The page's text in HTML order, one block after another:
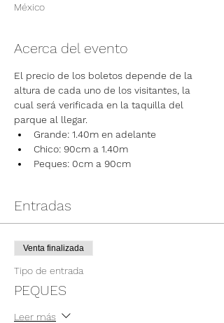
México
Acerca del evento
El precio de los boletos depende de la
altura de cada uno de los visitantes, la
cual será verificada en la taquilla del
parque al llegar.
Grande: 1.40m en adelante
Chico: 90cm a 1.40m
Peques: 0cm a 90cm
Entradas
Venta finalizada
Tipo de entrada
PEQUES
Leer más